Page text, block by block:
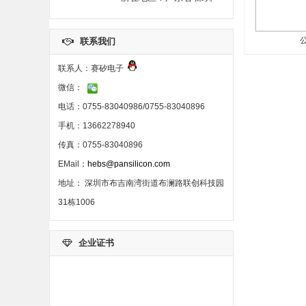
联系我们
联系人：赛矽电子
微信：
电话：0755-83040986/0755-83040896
手机：13662278940
传真：0755-83040896
EMail： hebs@pansilicon.com
地址： 深圳市布吉南湾街道布澜路联创科技园
31栋1006
企业证书